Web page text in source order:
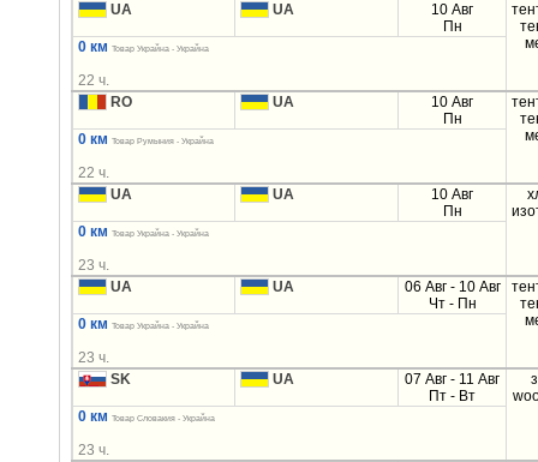
UA UA
10 Авг
Пн
0 км Товар Украйна - Украйна
22 ч.
RO
UA
10 Авг
Пн
0 км Товар Румыния - Украйна
22 ч.
UA
UA
10 Авг
Пн
0 км
Товар Украйна - Украйна
23 ч.
UA
UA
06 Авг - 10 Авг
Чт - Пн
0 км Товар Украйна - Украйна
23 ч.
SK
UA
07 Авг - 11 Авг
Пт - Вт
0 км
Товар Словакия - Украйна
23 ч.